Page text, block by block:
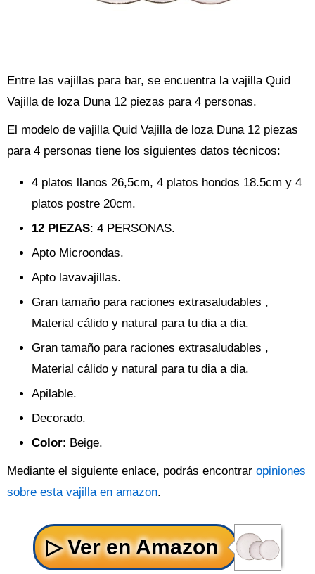
Entre las vajillas para bar, se encuentra la vajilla Quid
Vajilla de loza Duna 12 piezas para 4 personas.
El modelo de vajilla Quid Vajilla de loza Duna 12 piezas
para 4 personas tiene los siguientes datos técnicos:
4 platos llanos 26,5cm, 4 platos hondos 18.5cm y 4
platos postre 20cm.
12 PIEZAS: 4 PERSONAS.
Apto Microondas.
Apto lavavajillas.
Gran tamaño para raciones extrasaludables ,
Material cálido y natural para tu dia a dia.
Gran tamaño para raciones extrasaludables ,
Material cálido y natural para tu dia a dia.
Apilable.
Decorado.
Color: Beige.
Mediante el siguiente enlace, podrás encontrar opiniones
sobre esta vajilla en amazon.